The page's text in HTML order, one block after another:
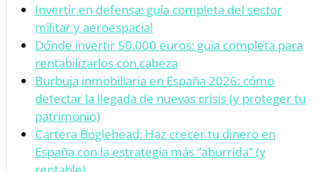
Invertir en defensa: guía completa del sector
militar y aeroespacial
Dónde invertir 50.000 euros: guía completa para
rentabilizarlos con cabeza
Burbuja inmobiliaria en España 2026: cómo
detectar la llegada de nuevas crisis (y proteger tu
patrimonio)
Cartera Boglehead: Haz crecer tu dinero en
España con la estrategia más “aburrida” (y